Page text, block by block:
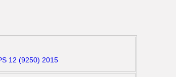
12 (9250) 2015